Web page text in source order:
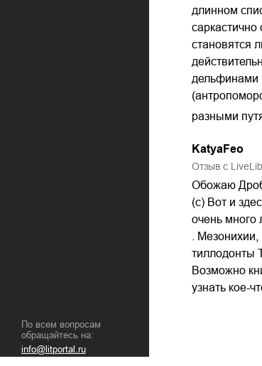
По всем вопросам
обращайтесь на:
info@litportal.ru
длинном
становятся
дельфинами
разными
KatyaFeo
Отзыв с
Обожаю
(с) Вот и
очень много
.
тиллодонты
Возможно
узнать кое-